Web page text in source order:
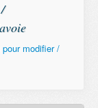
modifier /